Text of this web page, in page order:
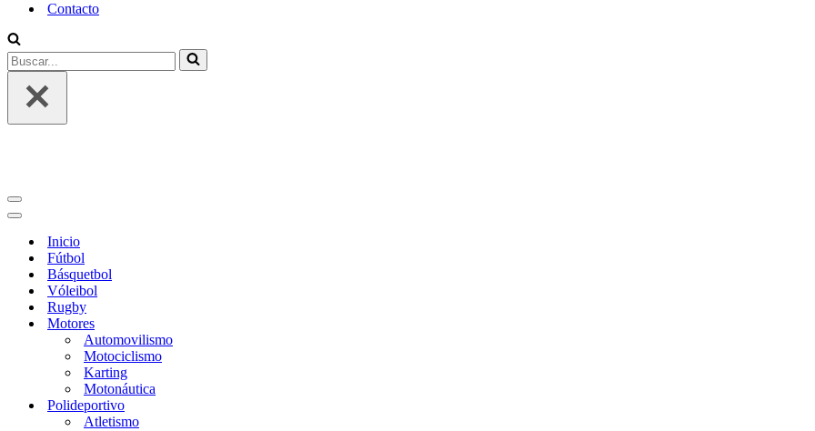
Contacto
Buscar...
Menú
de
Menú
navegación
Inicio
Fútbol
Básquetbol
Vóleibol
Rugby
Motores
Automovilismo
Motociclismo
Karting
Motonáutica
Polideportivo
Atletismo